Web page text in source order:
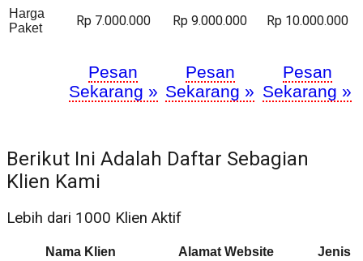
Harga
Paket
Rp 7.000.000 Rp 9.000.000 Rp 10.000.000
Pesan
Sekarang »
Pesan
Sekarang »
Pesan
Sekarang »
Berikut Ini Adalah Daftar Sebagian
Klien Kami
Lebih dari 1000 Klien Aktif
Nama Klien Alamat Website
Jenis